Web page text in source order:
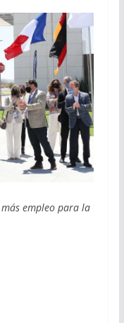
empleo para la